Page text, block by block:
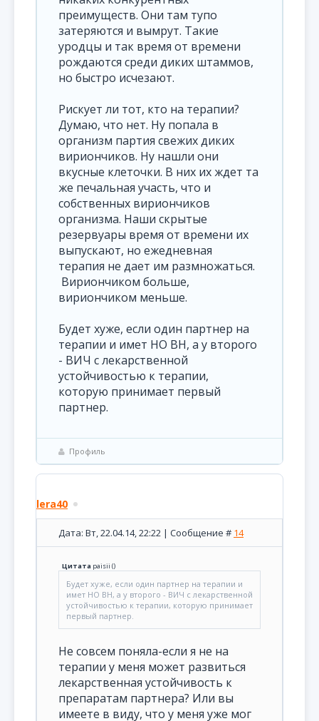
преимуществ. Они там тупо
затеряются и вымрут. Такие
уродцы и так время от времени
рождаются среди диких штаммов,
но быстро исчезают.
Рискует ли тот, кто на терапии?
Думаю, что нет. Ну попала в
организм партия свежих диких
вириончиков. Ну нашли они
вкусные клеточки. В них их ждет та
же печальная участь, что и
собственных вириончиков
организма. Наши скрытые
резервуары время от времени их
выпускают, но ежедневная
терапия не дает им размножаться.
Вириончиком больше,
вириончиком меньше.
Будет хуже, если один партнер на
терапии и имет НО ВН, а у второго
- ВИЧ с лекарственной
устойчивостью к терапии,
которую принимает первый
партнер.
Профиль
lera40
Дата: Вт, 22.04.14, 22:22 | Сообщение # 14
Цитата paisii ()
Будет хуже, если один партнер на терапии и
имет НО ВН, а у второго - ВИЧ с лекарственной
устойчивостью к терапии, которую принимает
первый партнер.
Не совсем поняла-если я не на
терапии у меня может развиться
лекарственная устойчивость к
препаратам партнера? Или вы
имеете в виду, что у меня уже мог